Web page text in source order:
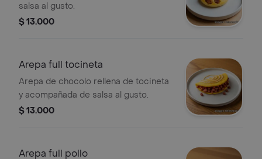
salsa al gusto.
$ 13.000
Arepa full tocineta
Arepa de chocolo rellena de tocineta
y acompañada de salsa al gusto.
$ 13.000
Arepa full pollo